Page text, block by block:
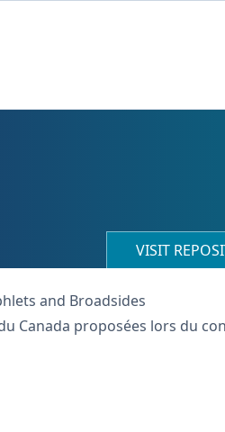
VISIT
and Broadsides
proposées lors du